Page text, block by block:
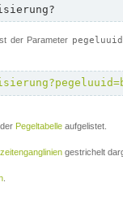
der Parameter pegeluuid
Pegeltabelle aufgelistet.
gestrichelt